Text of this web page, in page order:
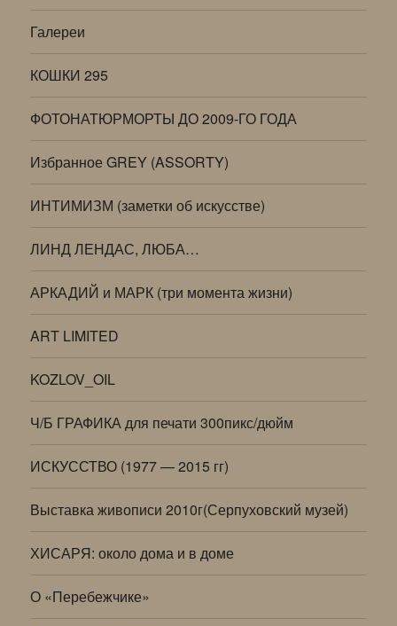
Галереи
КОШКИ 295
ФОТОНАТЮРМОРТЫ ДО 2009-ГО ГОДА
Избранное GREY (ASSORTY)
ИНТИМИЗМ (заметки об искусстве)
ЛИНД ЛЕНДАС, ЛЮБА…
АРКАДИЙ и МАРК (три момента жизни)
ART LIMITED
KOZLOV_OIL
Ч/Б ГРАФИКА для печати 300пикс/дюйм
ИСКУССТВО (1977 — 2015 гг)
Выставка живописи 2010г(Серпуховский музей)
ХИСАРЯ: около дома и в доме
О «Перебежчике»